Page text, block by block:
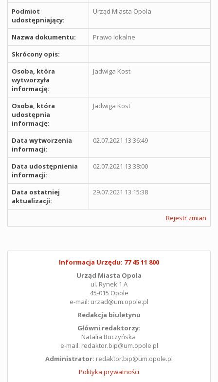
Podmiot
udostępniający:
Urząd Miasta Opola
Nazwa dokumentu:
Prawo lokalne
Skrócony opis:
Osoba, która
wytworzyła
informację:
Jadwiga Kost
Osoba, która
udostępnia
informację:
Jadwiga Kost
Data wytworzenia
informacji:
02.07.2021 13:36:49
Data udostępnienia
informacji:
02.07.2021 13:38:00
Data ostatniej
aktualizacji:
29.07.2021 13:15:38
Rejestr zmian
Informacja Urzędu: 77 45 11 800
Urząd Miasta Opola
ul. Rynek 1 A
45-015 Opole
e-mail: urzad@um.opole.pl
Redakcja biuletynu
Główni redaktorzy:
Natalia Buczyńska
e-mail: redaktor.bip@um.opole.pl
Administrator: redaktor.bip@um.opole.pl
Polityka prywatności